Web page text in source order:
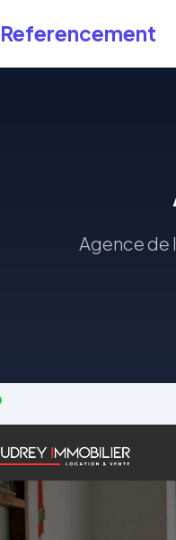
Referencement
Agence de